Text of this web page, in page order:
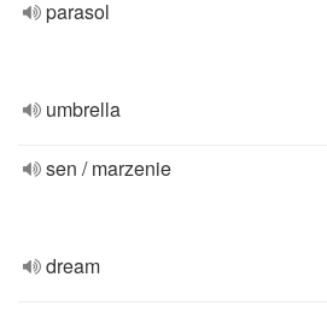
parasol
umbrella
sen / marzenie
dream